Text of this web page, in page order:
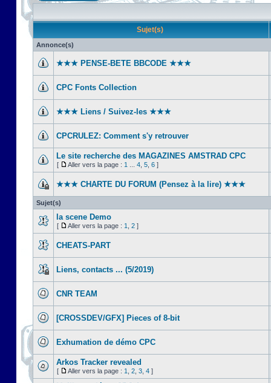
Sujet(s)
Annonce(s)
★★★ PENSE-BETE BBCODE ★★★
CPC Fonts Collection
★★★ Liens / Suivez-les ★★★
CPCRULEZ: Comment s'y retrouver‎
Le site recherche des MAGAZINES AMSTRAD CPC
[ Aller vers la page : 1 4 5 6 ]
★★★ CHARTE DU FORUM (Pensez à la lire) ★★★
Sujet(s)
la scene Demo
[ Aller vers la page : 1 2 ]
CHEATS-PART
Liens, contacts ... (5/2019)
CNR TEAM
[CROSSDEV/GFX] Pieces of 8-bit
Exhumation de démo CPC
Arkos Tracker revealed
[ Aller vers la page : 1 2 3 4 ]